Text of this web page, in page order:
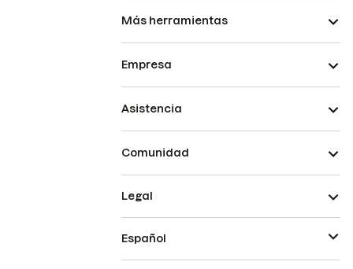
Más herramientas
Empresa
Asistencia
Comunidad
Legal
Español